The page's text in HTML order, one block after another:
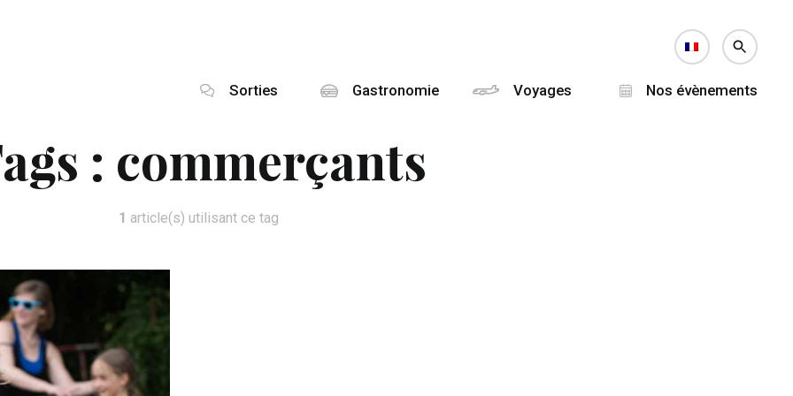
Sorties Gastronomie Voyages Nos évènements
: commerçants
1 article(s) utilisant ce tag